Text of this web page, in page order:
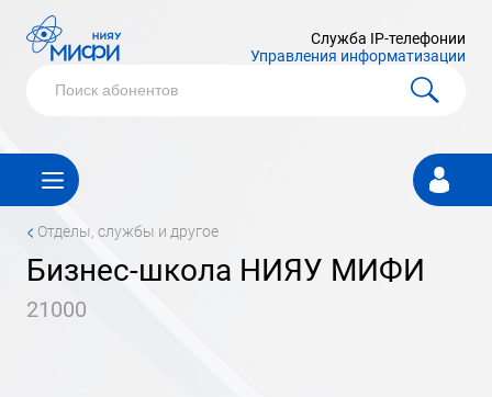
Служба IP-телефонии
Управления информатизации
Личный
кабинет
< Отделы, службы и другое
бизнес-школа НИЯУ МИФИ
21000